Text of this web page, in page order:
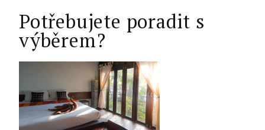
Potřebujete poradit s
výběrem?